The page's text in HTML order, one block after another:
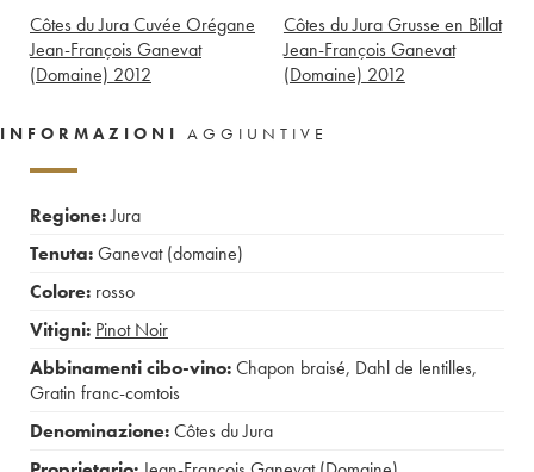
Côtes du Jura Cuvée Orégane
Jean-François Ganevat
(Domaine) 2012
Côtes du Jura Grusse en Billat
Jean-François Ganevat
(Domaine) 2012
INFORMAZIONI AGGIUNTIVE
Regione:Jura
Tenuta:Ganevat (domaine)
Colore: rosso
Vitigni: Pinot Noir
Abbinamenti cibo-vino:Chapon braisé, Dahl de lentilles,
Gratin franc-comtois
Denominazione:Côtes du Jura